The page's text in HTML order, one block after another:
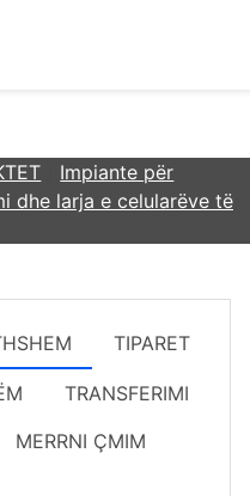
Impiante për
dhe larja e celularëve të
TIPARET
TRANSFERIMI
MERRNI ÇMIM